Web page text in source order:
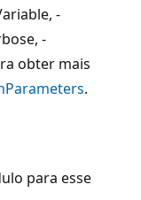
-
-
obter mais
.
para esse